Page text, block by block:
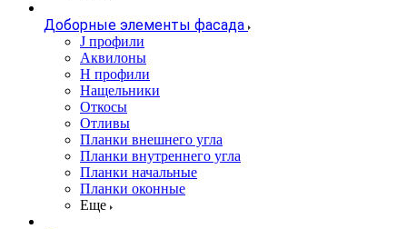
Доборные элементы фасада
J профили
Аквилоны
Н профили
Нащельники
Откосы
Отливы
Планки внешнего угла
Планки внутреннего угла
Планки начальные
Планки оконные
Еще